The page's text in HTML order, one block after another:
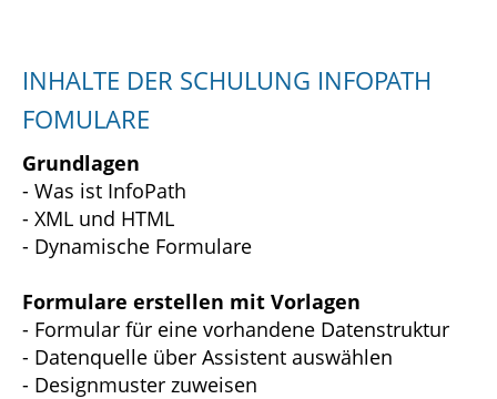
INHALTE DER SCHULUNG INFOPATH
FOMULARE
Grundlagen
- Was ist InfoPath
- XML und HTML
- Dynamische Formulare
Formulare erstellen mit Vorlagen
- Formular für eine vorhandene Datenstruktur
- Datenquelle über Assistent auswählen
- Designmuster zuweisen